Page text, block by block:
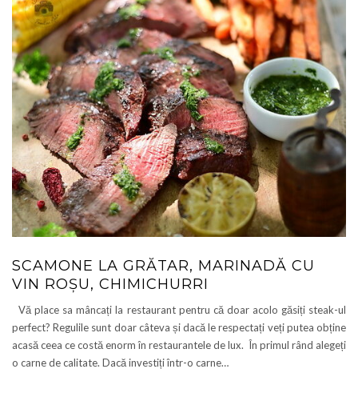
SCAMONE LA GRĂTAR, MARINADĂ CU
VIN ROȘU, CHIMICHURRI
Vă place sa mâncați la restaurant pentru că doar acolo găsiți steak-ul
perfect? Regulile sunt doar câteva și dacă le respectați veți putea obține
acasă ceea ce costă enorm în restaurantele de lux. În primul rând alegeți
o carne de calitate. Dacă investiți într-o carne…